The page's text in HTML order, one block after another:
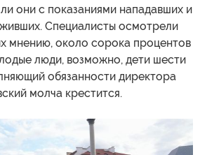
они с показаниями нападавших и
Специалисты осмотрели
мнению, около сорока процентов
люди, возможно, дети шести
обязанности директора
молча крестится.